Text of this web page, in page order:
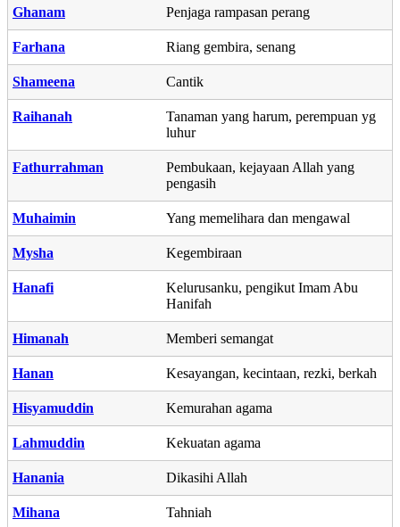
Ghanam Penjaga rampasan perang
Farhana Riang gembira, senang
Shameena Cantik
Raihanah
Tanaman yang harum, perempuan yg
luhur
Fathurrahman
Pembukaan, kejayaan Allah yang
pengasih
Muhaimin Yang memelihara dan mengawal
Mysha Kegembiraan
Hanafi
Kelurusanku, pengikut Imam Abu
Hanifah
Himanah Memberi semangat
Hanan Kesayangan, kecintaan, rezki, berkah
Hisyamuddin Kemurahan agama
Lahmuddin Kekuatan agama
Hanania Dikasihi Allah
Mihana Tahniah